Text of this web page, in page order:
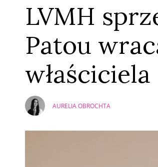
LVMH
Patou
właściciela
AURELIA OBROCHTA